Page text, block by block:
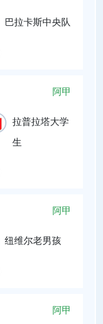
巴拉卡斯中央队
阿甲
拉普拉塔大学
生
阿甲
纽维尔老男孩
阿甲